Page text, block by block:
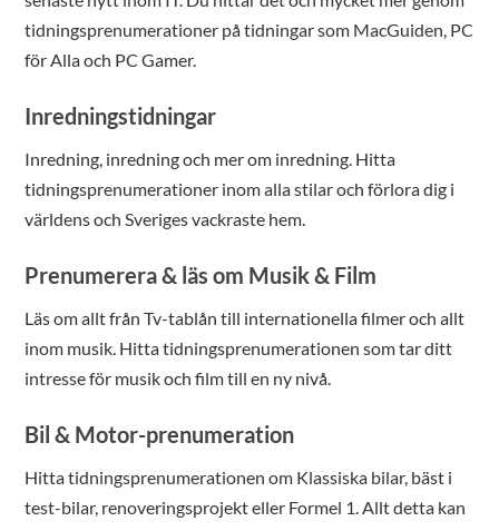
tidningsprenumerationer på tidningar som MacGuiden, PC
för Alla och PC Gamer.
Inredningstidningar
Inredning, inredning och mer om inredning. Hitta
tidningsprenumerationer inom alla stilar och förlora dig i
världens och Sveriges vackraste hem.
Prenumerera & läs om Musik & Film
Läs om allt från Tv-tablån till internationella filmer och allt
inom musik. Hitta tidningsprenumerationen som tar ditt
intresse för musik och film till en ny nivå.
Bil & Motor-prenumeration
Hitta tidningsprenumerationen om Klassiska bilar, bäst i
test-bilar, renoveringsprojekt eller Formel 1. Allt detta kan